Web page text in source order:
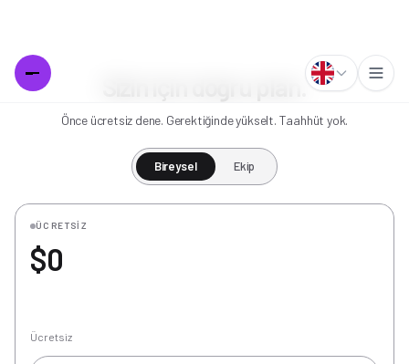
Sizin için doğru plan.
Önce ücretsiz dene. Gerektiğinde yükselt. Taahhüt yok.
Bireysel Ekip
ÜCRETSIZ
$0
Ücretsiz